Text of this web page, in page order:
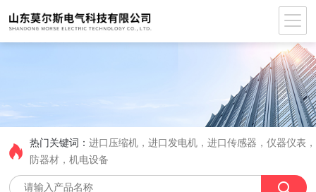
热门关键词：进口压缩机，进口发电机，进口传感器，仪器仪表
防器材，机电设备